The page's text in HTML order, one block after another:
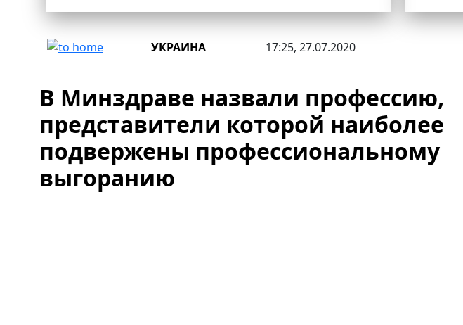
УКРАИНА 17:25, 27.07.2020
В Минздраве назвали профессию,
представители которой наиболее
подвержены профессиональному
выгоранию